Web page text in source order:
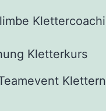
Kletterkurs
Klettern